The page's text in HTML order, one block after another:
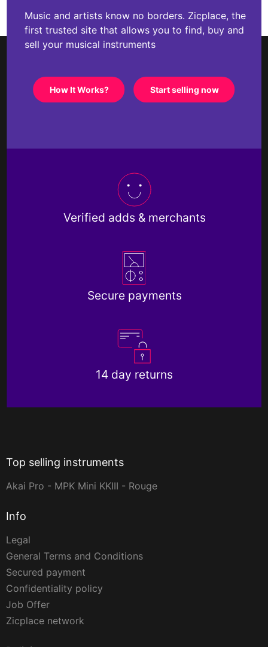
Music and artists know no borders. Zicplace, the
first trusted site that allows you to find, buy and
sell your musical instruments
How It Works? Start selling now
Verified adds & merchants
Secure payments
14 day returns
Top selling instruments
Akai Pro - MPK Mini KKIII - Rouge
Info
Legal
General Terms and Conditions
Secured payment
Confidentiality policy
Job Offer
Zicplace network